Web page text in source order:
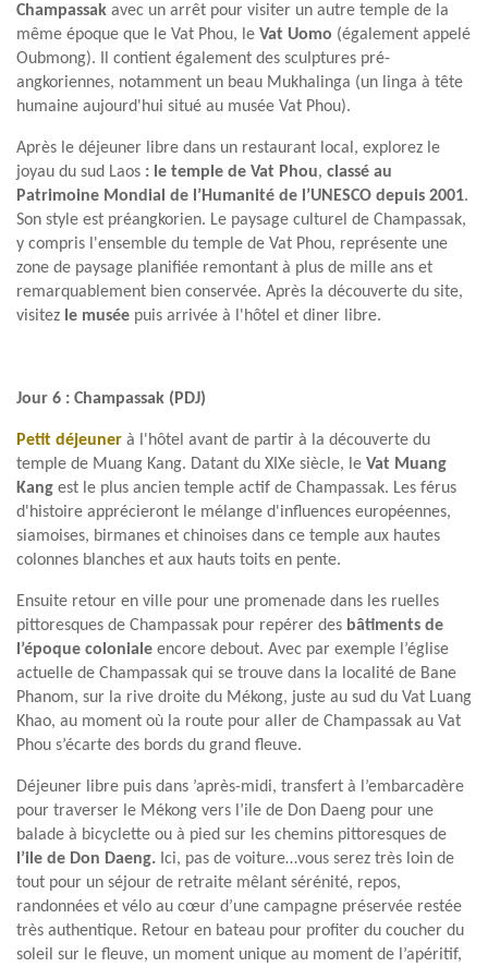
Champassak avec un arrêt pour visiter un autre temple de la
même époque que le Vat Phou, le Vat Uomo (également appelé
Oubmong). Il contient également des sculptures pré-
angkoriennes, notamment un beau Mukhalinga (un linga à tête
humaine aujourd'hui situé au musée Vat Phou).
Après le déjeuner libre dans un restaurant local, explorez le
joyau du sud Laos : le temple de Vat Phou, classé au
Patrimoine Mondial de l’Humanité de l’UNESCO depuis 2001.
Son style est préangkorien. Le paysage culturel de Champassak,
y compris l'ensemble du temple de Vat Phou, représente une
zone de paysage planifiée remontant à plus de mille ans et
remarquablement bien conservée. Après la découverte du site,
visitez le musée puis arrivée à l'hôtel et diner libre.
Jour 6 : Champassak (PDJ)
Petit déjeuner à l'hôtel avant de partir à la découverte du
temple de Muang Kang. Datant du XIXe siècle, le Vat Muang
Kang est le plus ancien temple actif de Champassak. Les férus
d'histoire apprécieront le mélange d'influences européennes,
siamoises, birmanes et chinoises dans ce temple aux hautes
colonnes blanches et aux hauts toits en pente.
Ensuite retour en ville pour une promenade dans les ruelles
pittoresques de Champassak pour repérer des bâtiments de
l’époque coloniale encore debout. Avec par exemple l’église
actuelle de Champassak qui se trouve dans la localité de Bane
Phanom, sur la rive droite du Mékong, juste au sud du Vat Luang
Khao, au moment où la route pour aller de Champassak au Vat
Phou s’écarte des bords du grand fleuve.
Déjeuner libre puis dans ’après-midi, transfert à l’embarcadère
pour traverser le Mékong vers l’ile de Don Daeng pour une
balade à bicyclette ou à pied sur les chemins pittoresques de
l’ile de Don Daeng. Ici, pas de voiture…vous serez très loin de
tout pour un séjour de retraite mêlant sérénité, repos,
randonnées et vélo au cœur d’une campagne préservée restée
très authentique. Retour en bateau pour profiter du coucher du
soleil sur le fleuve, un moment unique au moment de l’apéritif,